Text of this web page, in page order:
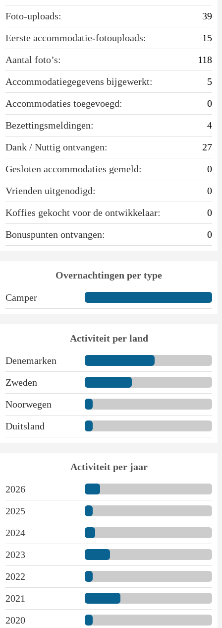
Foto-uploads:
39
Eerste accommodatie-fotouploads:
15
Aantal foto’s:
118
Accommodatiegegevens bijgewerkt:
5
Accommodaties toegevoegd:
0
Bezettingsmeldingen:
4
Dank / Nuttig ontvangen:
27
Gesloten accommodaties gemeld:
0
Vrienden uitgenodigd:
0
Koffies gekocht voor de ontwikkelaar:
0
Bonuspunten ontvangen:
0
Overnachtingen per type
Camper
Activiteit per land
Denemarken
Zweden
Noorwegen
Duitsland
Activiteit per jaar
2026
2025
2024
2023
2022
2021
2020